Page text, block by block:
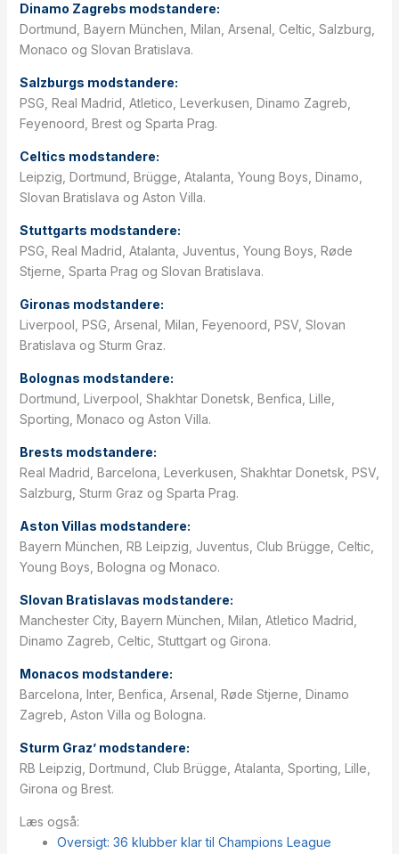
Dinamo Zagrebs modstandere:
Dortmund, Bayern München, Milan, Arsenal, Celtic, Salzburg,
Monaco og Slovan Bratislava.
Salzburgs modstandere:
PSG, Real Madrid, Atletico, Leverkusen, Dinamo Zagreb,
Feyenoord, Brest og Sparta Prag.
Celtics modstandere:
Leipzig, Dortmund, Brügge, Atalanta, Young Boys, Dinamo,
Slovan Bratislava og Aston Villa.
Stuttgarts modstandere:
PSG, Real Madrid, Atalanta, Juventus, Young Boys, Røde
Stjerne, Sparta Prag og Slovan Bratislava.
Gironas modstandere:
Liverpool, PSG, Arsenal, Milan, Feyenoord, PSV, Slovan
Bratislava og Sturm Graz.
Bolognas modstandere:
Dortmund, Liverpool, Shakhtar Donetsk, Benfica, Lille,
Sporting, Monaco og Aston Villa.
Brests modstandere:
Real Madrid, Barcelona, Leverkusen, Shakhtar Donetsk, PSV,
Salzburg, Sturm Graz og Sparta Prag.
Aston Villas modstandere:
Bayern München, RB Leipzig, Juventus, Club Brügge, Celtic,
Young Boys, Bologna og Monaco.
Slovan Bratislavas modstandere:
Manchester City, Bayern München, Milan, Atletico Madrid,
Dinamo Zagreb, Celtic, Stuttgart og Girona.
Monacos modstandere:
Barcelona, Inter, Benfica, Arsenal, Røde Stjerne, Dinamo
Zagreb, Aston Villa og Bologna.
Sturm Graz’ modstandere:
RB Leipzig, Dortmund, Club Brügge, Atalanta, Sporting, Lille,
Girona og Brest.
Læs også:
Oversigt: 36 klubber klar til Champions League